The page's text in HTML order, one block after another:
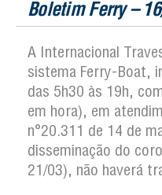
Boletim Ferry –
A Internacional
sistema Ferry-Boat,
das 5h30 às 19h,
em hora), em
n°20.311 de 14 de
disseminação do
21/03), não haverá